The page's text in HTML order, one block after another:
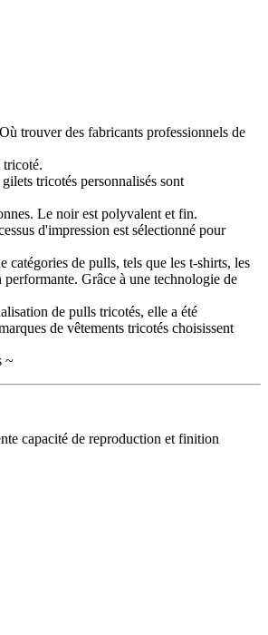
trouver des fabricants professionnels de
tricoté.
tricotés personnalisés sont
Le noir est polyvalent et fin.
d'impression est sélectionné pour
catégories de pulls, tels que les t-shirts, les
Grâce à une technologie de
de pulls tricotés, elle a été
de vêtements tricotés choisissent
~
capacité de reproduction et finition